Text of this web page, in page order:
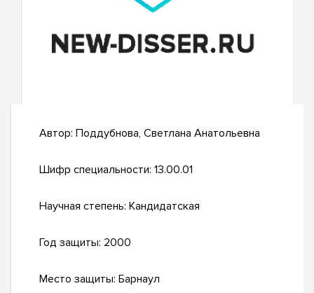
Автор: Поддубнова, Светлана Анатольевна
Шифр специальности: 13.00.01
Научная степень: Кандидатская
Год защиты: 2000
Место защиты: Барнаул